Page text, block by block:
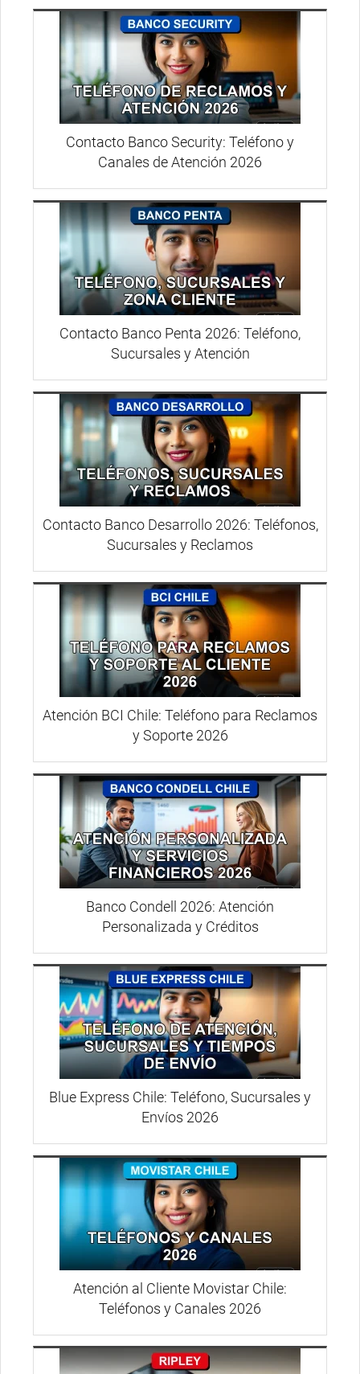
Contacto Banco Security: Teléfono y
Canales de Atención 2026
Contacto Banco Penta 2026: Teléfono,
Sucursales y Atención
Contacto Banco Desarrollo 2026: Teléfonos,
Sucursales y Reclamos
Atención BCI Chile: Teléfono para Reclamos
y Soporte 2026
Banco Condell 2026: Atención
Personalizada y Créditos
Blue Express Chile: Teléfono, Sucursales y
Envíos 2026
Atención al Cliente Movistar Chile:
Teléfonos y Canales 2026